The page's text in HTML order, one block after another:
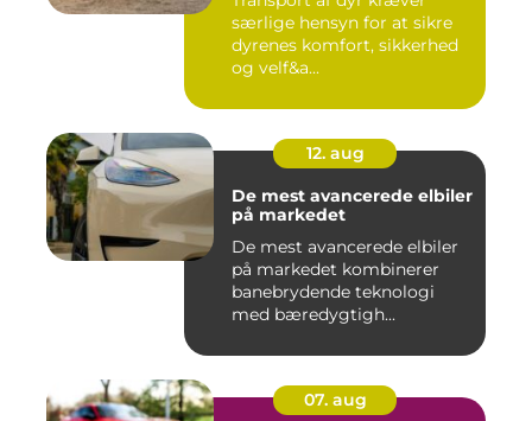
særlige hensyn for at sikre
dyrenes komfort, sikkerhed
og velf&a...
12. aug
De mest avancerede elbiler
på markedet
De mest avancerede elbiler
på markedet kombinerer
banebrydende teknologi
med bæredygtigh...
07. aug